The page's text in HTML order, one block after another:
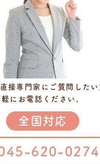
接専門家にご質問したい
軽にお電話ください。
全国対応
620-0274